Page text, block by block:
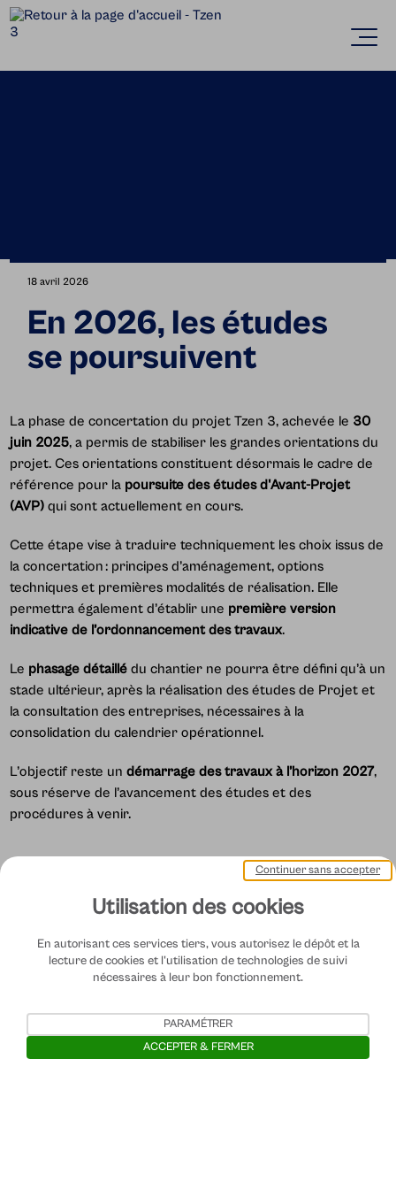
18 avril 2026
En 2026, les études
se poursuivent
La phase de concertation du projet Tzen 3, achevée le 30
juin 2025, a permis de stabiliser les grandes orientations du
projet. Ces orientations constituent désormais le cadre de
référence pour la poursuite des études d'Avant-Projet
(AVP) qui sont actuellement en cours.
Cette étape vise à traduire techniquement les choix issus de
la concertation : principes d’aménagement, options
techniques et premières modalités de réalisation. Elle
permettra également d’établir une première version
indicative de l’ordonnancement des travaux.
Le phasage détaillé du chantier ne pourra être défini qu’à un
stade ultérieur, après la réalisation des études de Projet et
la consultation des entreprises, nécessaires à la
consolidation du calendrier opérationnel.
L’objectif reste undémarrage des travaux à l’horizon 2027,
sous réserve de l’avancement des études et des
procédures à venir.
Utilisation des cookies
En autorisant ces services tiers, vous autorisez le dépôt et la
lecture de cookies et l'utilisation de technologies de suivi
nécessaires à leur bon fonctionnement.
Continuer sans accepter
PARAMÉTRER
ACCEPTER & FERMER